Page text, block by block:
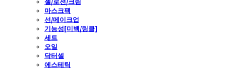
젤/로션/크림
마스크팩
선/메이크업
기능성[미백/링클]
세트
오일
닥터셀
에스테틱